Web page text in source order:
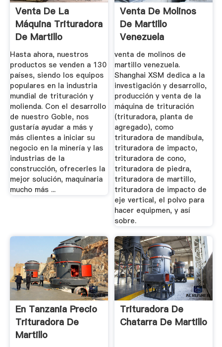
Venta De La
Máquina Trituradora
De Martillo
Hasta ahora, nuestros
productos se venden a 130
países, siendo los equipos
populares en la industria
mundial de trituración y
molienda. Con el desarrollo
de nuestro Goble, nos
gustaría ayudar a más y
más clientes a iniciar su
negocio en la minería y las
industrias de la
construcción, ofrecerles la
mejor solución, maquinaria
mucho más ...
Venta De Molinos
De Martillo
Venezuela
Trituradora De
Cono
venta de molinos de
martillo venezuela.
Shanghai XSM dedica a la
investigación y desarrollo,
producción y venta de la
máquina de trituración
(trituradora, planta de
agregado), como
trituradora de mandíbula,
trituradora de impacto,
trituradora de cono,
trituradora de piedra,
trituradora de martillo,
trituradora de impacto de
eje vertical, el polvo para
hacer equipmen, y así
sobre.
En Tanzania Precio
Trituradora De
Martillo
Trituradora De
Chatarra De Martillo